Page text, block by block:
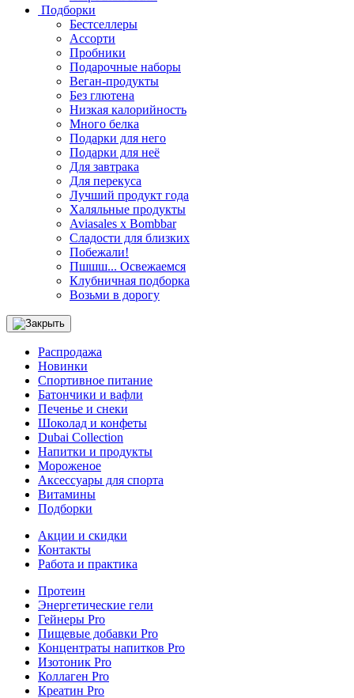
Подборки
Бестселлеры
Ассорти
Пробники
Подарочные наборы
Веган-продукты
Без глютена
Низкая калорийность
Много белка
Подарки для него
Подарки для неё
Для завтрака
Для перекуса
Лучший продукт года
Халяльные продукты
Aviasales x Bombbar
Сладости для близких
Побежали!
Пшшш... Освежаемся
Клубничная подборка
Возьми в дорогу
Распродажа
Новинки
Спортивное питание
Батончики и вафли
Печенье и снеки
Шоколад и конфеты
Dubai Collection
Напитки и продукты
Мороженое
Аксессуары для спорта
Витамины
Подборки
Акции и скидки
Контакты
Работа и практика
Протеин
Энергетические гели
Гейнеры Pro
Пищевые добавки Pro
Концентраты напитков Pro
Изотоник Pro
Коллаген Pro
Креатин Pro